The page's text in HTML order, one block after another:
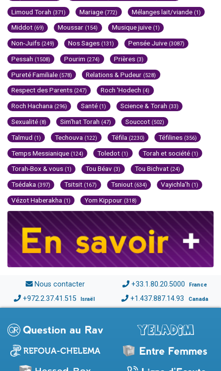
Limoud Torah (371) Mariage (772) Mélanges lait/viande (1)
Middot (69) Moussar (154) Musique juive (1)
Non-Juifs (249) Nos Sages (131) Pensée Juive (3087)
Pessah (1508) Pourim (274) Prières (3)
Pureté Familiale (578) Relations & Pudeur (528)
Respect des Parents (247) Roch 'Hodech (4)
Roch Hachana (296) Santé (1) Science & Torah (33)
Sexualité (8) Sim'hat Torah (47) Souccot (502)
Talmud (1) Techouva (122) Téfila (2230) Téfilines (356)
Temps Messianique (124) Toledot (1) Torah et société (1)
Torah-Box & vous (1) Tou Béav (3) Tou Bichvat (24)
Tsédaka (397) Tsitsit (167) Tsniout (634) Vayichla'h (1)
Vézot Haberakha (1) Yom Kippour (318)
Nous contacter +33.1.80.20.5000 France
+972.2.37.41.515 Israël +1.437.887.14.93 Canada